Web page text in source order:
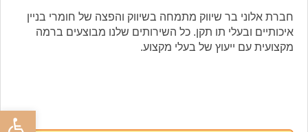
פתח
חברת אלוני בר שיווק מתמחה בשיווק והפצה של חומרי בניין
איכותיים ובעלי תו תקן. כל השירותים שלנו מבוצעים ברמה
מקצועית עם ייעוץ של בעלי מקצוע.